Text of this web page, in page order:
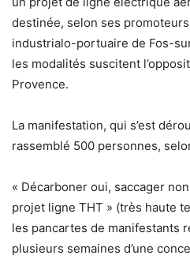
destinée, selon ses
industrialo-portuaire de Fos-
les modalités suscitent
Provence.
La manifestation, qui s’est
rassemblé 500 personnes,
« Décarboner oui, saccager
projet ligne THT » (très haute
les pancartes de manifestants
plusieurs semaines d’une